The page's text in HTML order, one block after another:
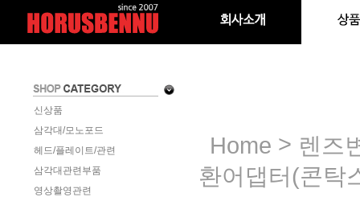
신상품
삼각대/모노포드
헤드/플레이트/관련
삼각대관련부품
영상촬영관련
Home > 렌즈
환어댑터(콘탁